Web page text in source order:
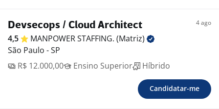
Devsecops / Cloud Architect 4 ago
4,5 MANPOWER STAFFING. (Matriz)
São Paulo - SP
R$ 12.000,00
Ensino Superior Híbrido
Candidatar-me